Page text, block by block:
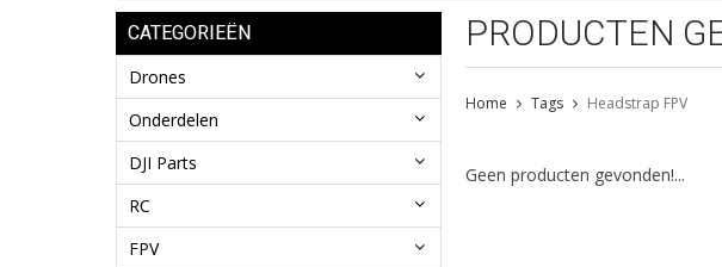
CATEGORIEËN
Drones
Onderdelen
DJI Parts
RC
FPV
PRODUCTEN
Home Tags Headstrap FPV
Geen producten gevonden!...